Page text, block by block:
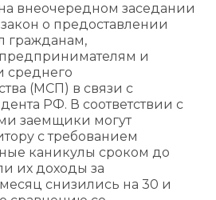
внеочередном заседании
о предоставлении
гражданам,
и
среднего
(МСП) в связи с
РФ. В соответствии с
заемщики могут
с требованием
каникулы сроком до
их доходы за
снизились на 30 и